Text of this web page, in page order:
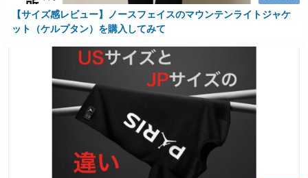
【サイズ感レビュー】ノースフェイスのマウンテンライトジャケ
ット（ケルプタン）を購入してみて